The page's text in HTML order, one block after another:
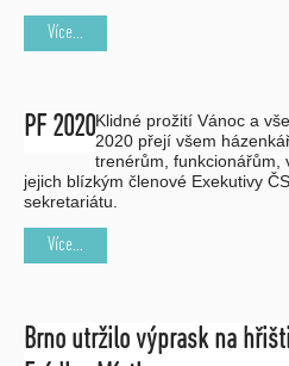
Více...
PF 2020Klidné prožití Vánoc a
2020 přejí všem
trenérům, funkcionářům,
jejich blízkým členové Exekutivy
sekretariátu.
Více...
Brno utržilo výprask na